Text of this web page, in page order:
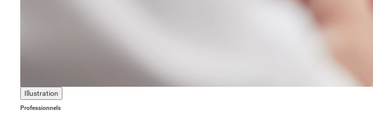
Illustration
Professionnels